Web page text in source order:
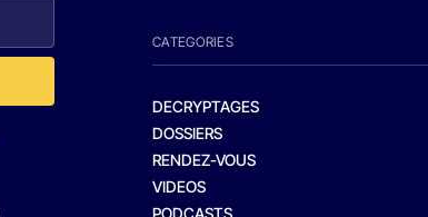
CATEGORIES
DECRYPTAGES
DOSSIERS
RENDEZ-VOUS
VIDEOS
PODCASTS